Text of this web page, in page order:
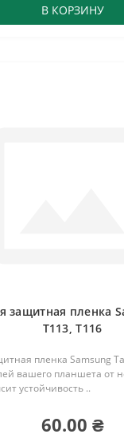
В КОРЗИНУ
защитная пленка
T113, T116
пленка Samsung
вашего планшета от
устойчивость ..
60.00 ₴